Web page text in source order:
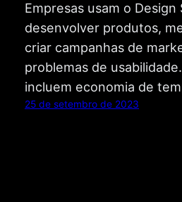
Empresas usam o Design
desenvolver produtos,
criar campanhas de
problemas de
incluem economia de
25 de setembro de 2023